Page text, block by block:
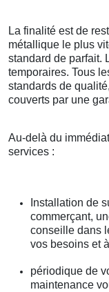
La finalité est de
métallique le plus
standard de parfait.
temporaires. Tous
standards de
couverts par une
Au-delà du
services :
Installation de
commerçant,
conseille dans
vos besoins et
périodique de
maintenance